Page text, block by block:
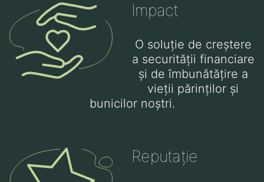
Impact
O soluție de creștere
a securității financiare
și de îmbunătățire a
vieții părinților și
bunicilor noștri.
Reputație